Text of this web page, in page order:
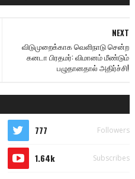
NEXT
விடுமுறைக்காக வெளிநாடு சென்ற
கனடா பிரதமர்: விமானம் மீண்டும்
பழுதானதால் அதிர்ச்சி!
777 Followers
1.64k Subscribes